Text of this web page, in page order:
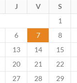
J V S
1
6 7 8
13 14 15
20 21 22
27 28 29